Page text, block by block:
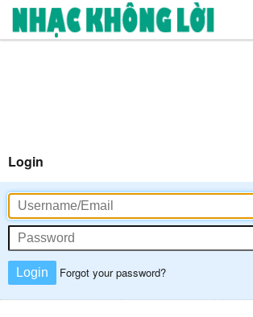
Login
Login Forgot your password?